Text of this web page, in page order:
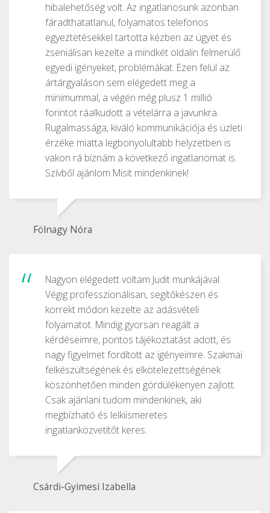
hibalehetőség volt. Az ingatlanosunk azonban
fáradthatatlanul, folyamatos telefonos
egyeztetésekkel tartotta kézben az ügyet és
zseniálisan kezelte a mindkét oldalin felmerülő
egyedi igényeket, problémákat. Ezen felül az
ártárgyaláson sem elégedett meg a
minimummal, a végén még plusz 1 millió
forintot ráalkudott a vételárra a javunkra.
Rugalmassága, kiváló kommunikációja és üzleti
érzéke miatta legbonyolultabb helyzetben is
vakon rá bíznám a következő ingatlanomat is.
Szívből ajánlom Misit mindenkinek!
Fölnagy Nóra
Nagyon elégedett voltam Judit munkájával.
Végig professzionálisan, segítőkészen és
korrekt módon kezelte az adásvételi
folyamatot. Mindig gyorsan reagált a
kérdéseimre, pontos tájékoztatást adott, és
nagy figyelmet fordított az igényeimre. Szakmai
felkészültségének és elkötelezettségének
köszönhetően minden gördülékenyen zajlott.
Csak ajánlani tudom mindenkinek, aki
megbízható és lelkiismeretes
ingatlanközvetítőt keres.
Csárdi-Gyimesi Izabella